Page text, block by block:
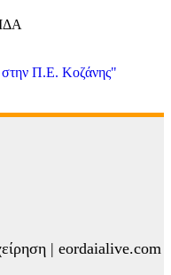
| eordaialive.com